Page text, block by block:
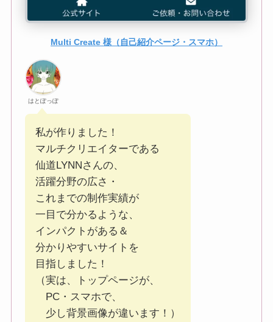
Multi Create 様（自己紹介ページ・スマホ）
はとぽっぽ
私が作りました！
マルチクリエイターである
仙道LYNNさんの、
活躍分野の広さ・
これまでの制作実績が
一目で分かるような、
インパクトがある＆
分かりやすいサイトを
目指しました！
（実は、トップページが、
PC・スマホで、
少し背景画像が違います！）